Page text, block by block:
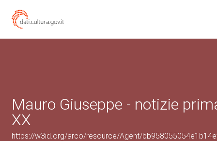
Mauro Giuseppe - notizie
XX
https://w3id.org/arco/resource/Agent/